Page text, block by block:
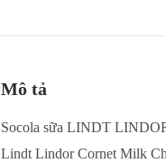
Mô tả
Socola sữa LINDT
Lindt Lindor Cornet Milk